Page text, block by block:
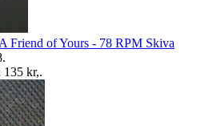
Friend of Yours - 78 RPM Skiva
.
135 kr,.